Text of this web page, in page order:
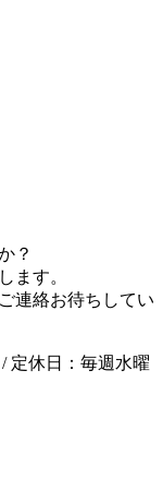
？
ます。
連絡お待ちしてい
定休日：毎週水曜